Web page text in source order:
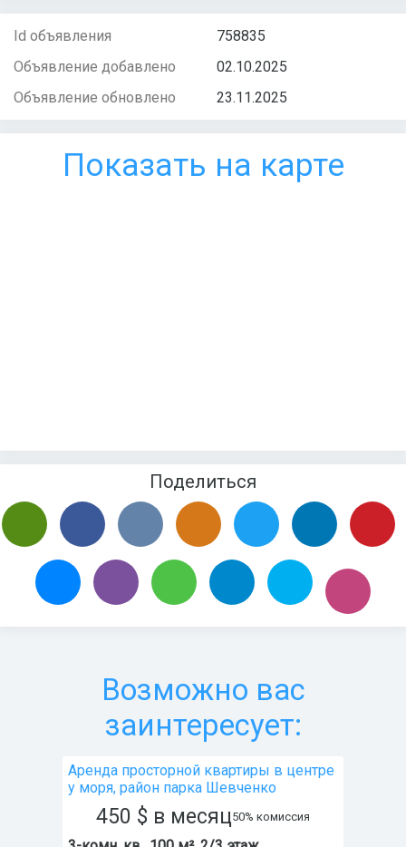
Id объявления
758835
Объявление добавлено
02.10.2025
Объявление обновлено
23.11.2025
Показать на карте
Поделиться
Возможно вас
заинтересует:
Аренда просторной квартиры в центре
у моря, район парка Шевченко
450 $ в месяц50% комиссия